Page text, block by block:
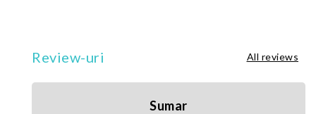
Review-uri All reviews
Sumar